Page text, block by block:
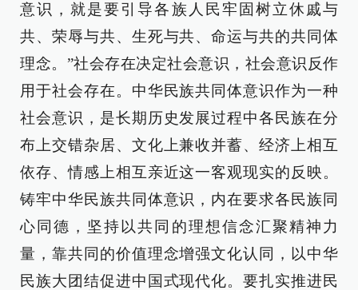
意识，就是要引导各族人民牢固树立休戚与
共、荣辱与共、生死与共、命运与共的共同体
理念。”社会存在决定社会意识，社会意识反作
用于社会存在。中华民族共同体意识作为一种
社会意识，是长期历史发展过程中各民族在分
布上交错杂居、文化上兼收并蓄、经济上相互
依存、情感上相互亲近这一客观现实的反映。
铸牢中华民族共同体意识，内在要求各民族同
心同德，坚持以共同的理想信念汇聚精神力
量，靠共同的价值理念增强文化认同，以中华
民族大团结促进中国式现代化。要扎实推进民